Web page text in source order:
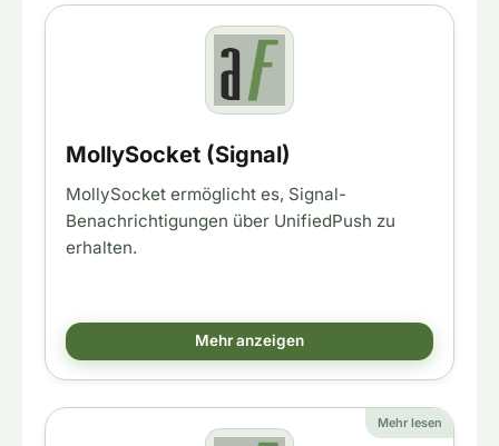
MollySocket (Signal)
MollySocket ermöglicht es, Signal-
Benachrichtigungen über UnifiedPush zu
erhalten.
Mehr anzeigen
Mehr lesen